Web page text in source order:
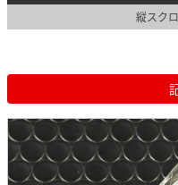
縦スク